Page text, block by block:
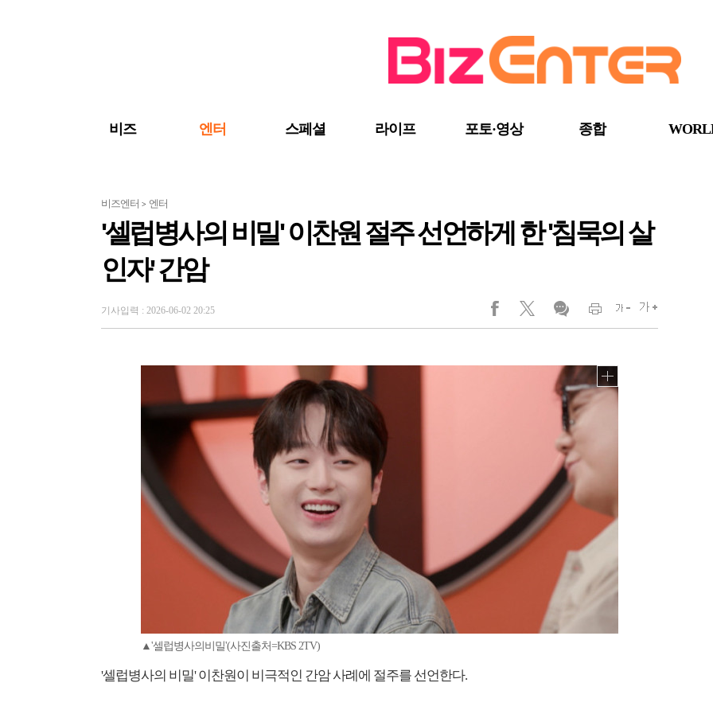
비즈 엔터 스페셜 라이프 포토·영상 종합
비즈엔터 > 엔터
'셀럽병사의 비밀' 이찬원 절주 선언하게 한 '침묵의 살
인자' 간암
기사입력 : 2026-06-02 20:25
▲'셀럽병사의비밀'(사진출처=KBS 2TV)
'셀럽병사의 비밀' 이찬원이 비극적인 간암 사례에 절주를 선언한다.